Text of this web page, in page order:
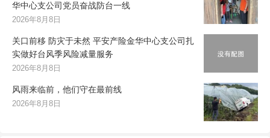
华中心支公司党员奋战防台一线
2026年8月8日
关口前移 防灾于未然 平安产险金华中心支公司扎
实做好台风季风险减量服务
2026年8月8日
风雨来临前，他们守在最前线
2026年8月8日